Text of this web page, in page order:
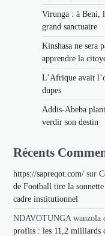
Virunga : à Beni,
grand sanctuaire
Kinshasa ne sera
apprendre la
L’Afrique avait
dupes
Addis-Abeba
verdir son destin
Récents
https://sapreqot.com/ sur
de Football tire la
cadre institutionnel
NDAVOTUNGA wanzola
profits : les 11,2 milliards